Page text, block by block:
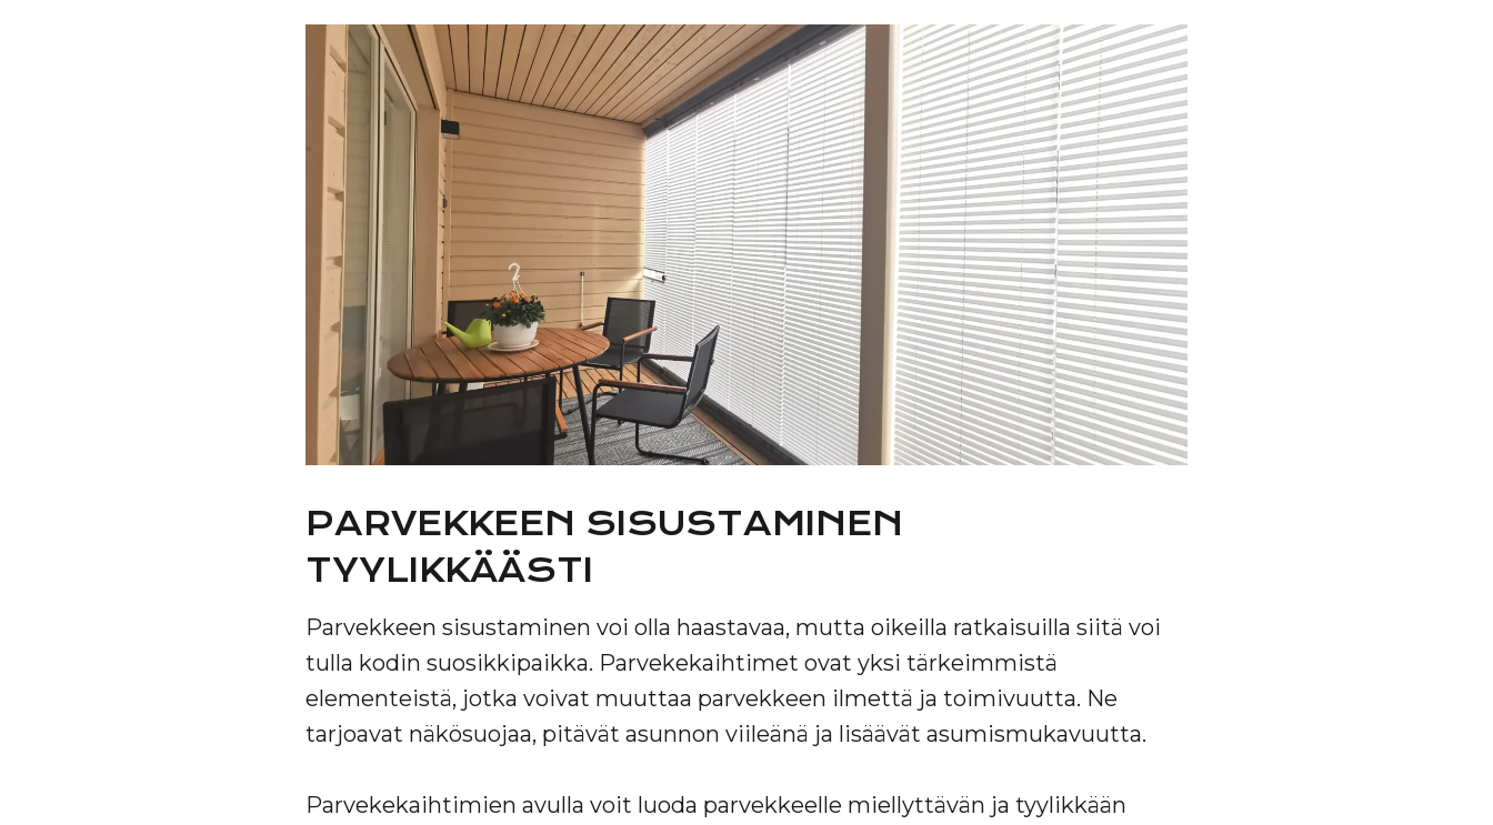
PARVEKKEEN SISUSTAMINEN
TYYLIKKÄÄSTI
Parvekkeen sisustaminen voi olla haastavaa, mutta oikeilla ratkaisuilla siitä voi
tulla kodin suosikkipaikka. Parvekekaihtimet ovat yksi tärkeimmistä
elementeistä, jotka voivat muuttaa parvekkeen ilmettä ja toimivuutta. Ne
tarjoavat näkösuojaa, pitävät asunnon viileänä ja lisäävät asumismukavuutta.
Parvekekaihtimien avulla voit luoda parvekkeelle miellyttävän ja tyylikkään